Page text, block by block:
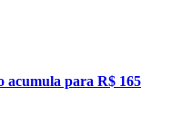
acumula para R$ 165